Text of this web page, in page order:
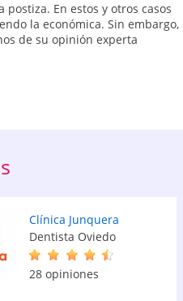
En estos y otros casos
la económica. Sin embargo,
de su opinión experta
Clínica Junquera
Dentista Oviedo
28 opiniones